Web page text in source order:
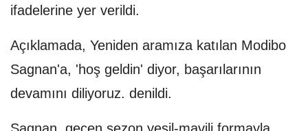
ifadelerine yer verildi.
Açıklamada, Yeniden aramıza katılan Modibo
Sagnan'a, 'hoş geldin' diyor, başarılarının
devamını diliyoruz. denildi.